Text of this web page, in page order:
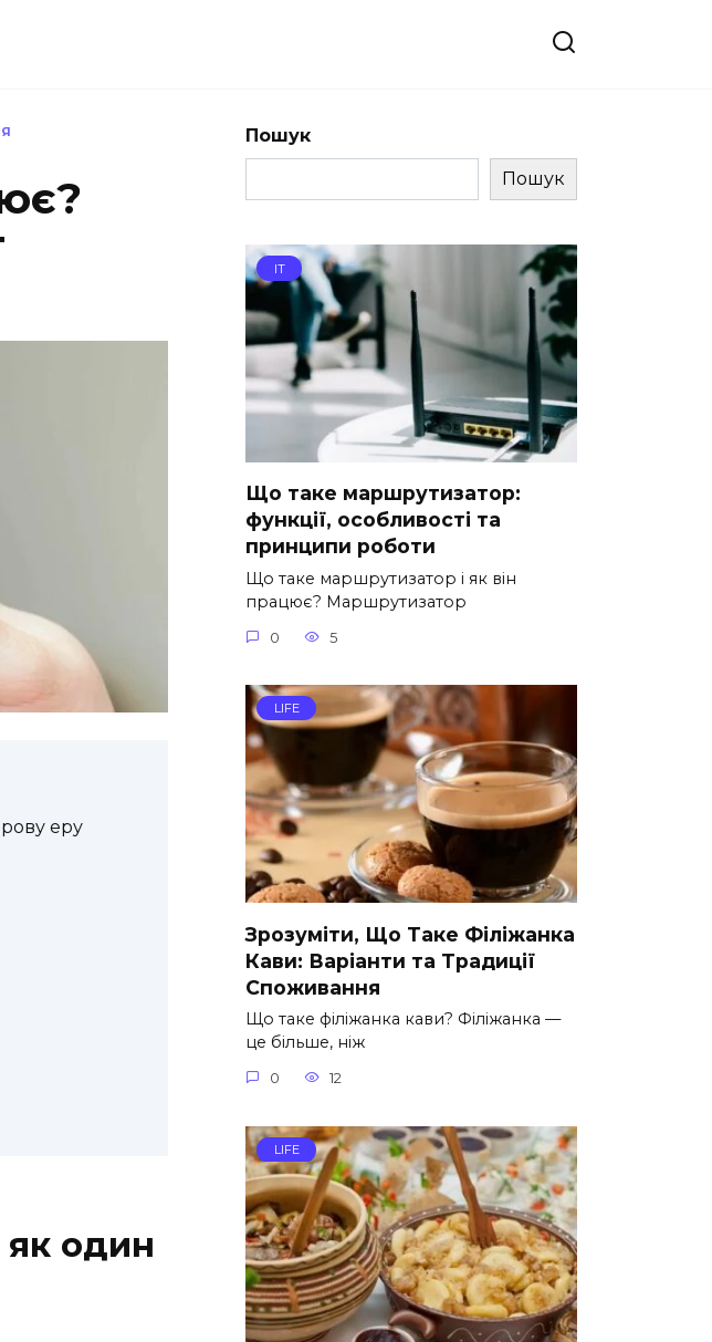
еру
один
Пошук
Пошук
IT
Що таке маршрутизатор:
функції, особливості та
принципи роботи
Що таке маршрутизатор і як він
працює? Маршрутизатор
0 5
LIFE
Зрозуміти, Що Таке Філіжанка
Кави: Варіанти та Традиції
Споживання
Що таке філіжанка кави? Філіжанка —
це більше, ніж
0 12
LIFE